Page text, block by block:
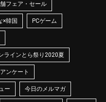
フェア・セール
×韓国 PCゲーム
ラインとら祭り2020夏
ンケート
ー 今日のメルマガ